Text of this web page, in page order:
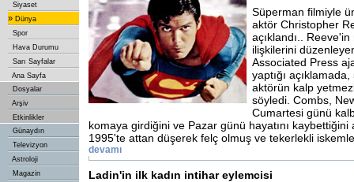
Siyaset
» Dünya
Spor
Hava Durumu
Sarı Sayfalar
Ana Sayfa
Dosyalar
Arşiv
Etkinlikler
Günaydın
Televizyon
Astroloji
Magazin
Süperman filmiyle
aktör Christopher
açıklandı..
ilişkilerini
Associated Press
yaptığı
aktörün kalp
söyledi. Combs,
Cumartesi günü
komaya girdiğini ve Pazar günü hayatını kaybettiğini
1995'te attan düşerek felç olmuş ve tekerlekli
devamı
Ladin'in ilk kadın intihar eylemcisi